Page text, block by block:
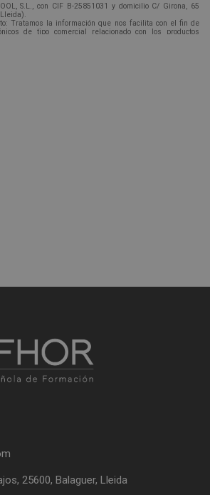
S.L., con CIF B-25851031 y domicilio C/ Girona, 65
Tratamos la información que nos facilita con el fin de
de tipo comercial relacionado con los productos
que fueran de su interés.
Consentimiento del interesado.
info@veiglerformacion.com.
nuestra Política de Privacidad.
comercial (vía telefónica y/o email):
25600, Balaguer, Lleida